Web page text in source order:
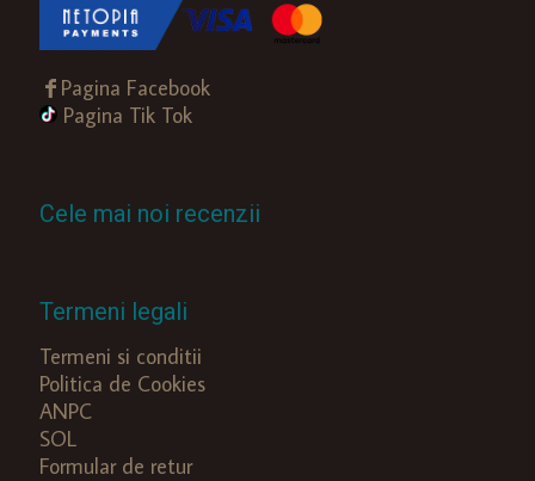
Pagina Facebook
Pagina Tik Tok
Cele mai noi recenzii
Termeni legali
Termeni si conditii
Politica de Cookies
ANPC
SOL
Formular de retur